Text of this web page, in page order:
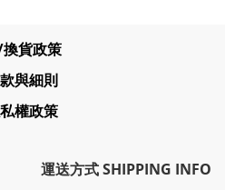
貨政策
與細則
權政策
運送方式 SHIPPING INFO